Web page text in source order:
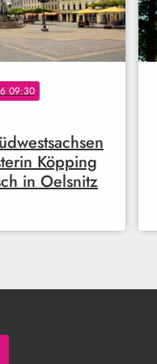
09:30
Köpping
in Oelsnitz